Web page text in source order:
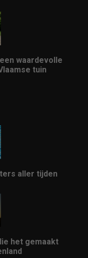
waardevolle
tuin
aller tijden
het gemaakt